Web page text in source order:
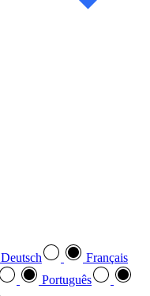
Deutsch
Français
Português